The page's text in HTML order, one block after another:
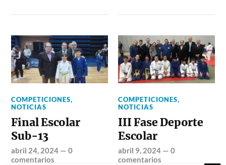
COMPETICIONES,
NOTICIAS
Final Escolar
Sub-13
abril 24, 2024 —0
comentarios
COMPETICIONES,
NOTICIAS
III Fase Deporte
Escolar
abril 9, 2024 —0
comentarios